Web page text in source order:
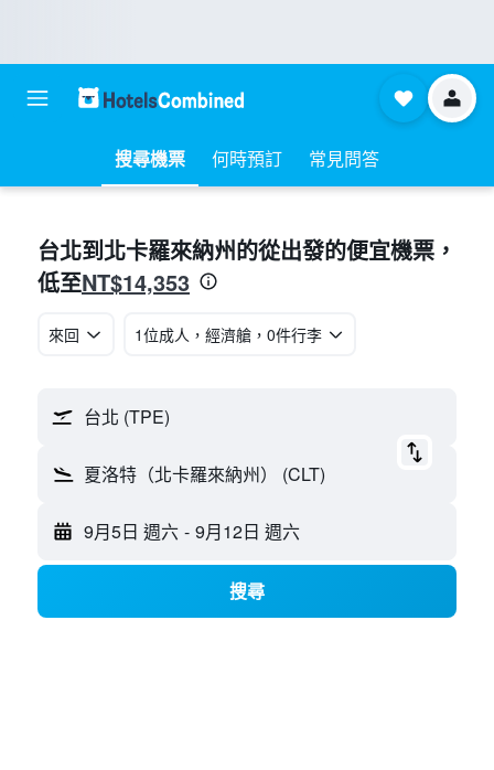
搜尋機票 何時預訂 常見問答
台北​到北卡羅來納州​的從​出發的便宜機票​，
低至NT$14,353
來回 1位成人​，經濟艙​，0件行李
台北 (TPE)
夏洛特（北卡羅來納州） (CLT)
9月5日 週六 - 9月12日 週六
搜尋